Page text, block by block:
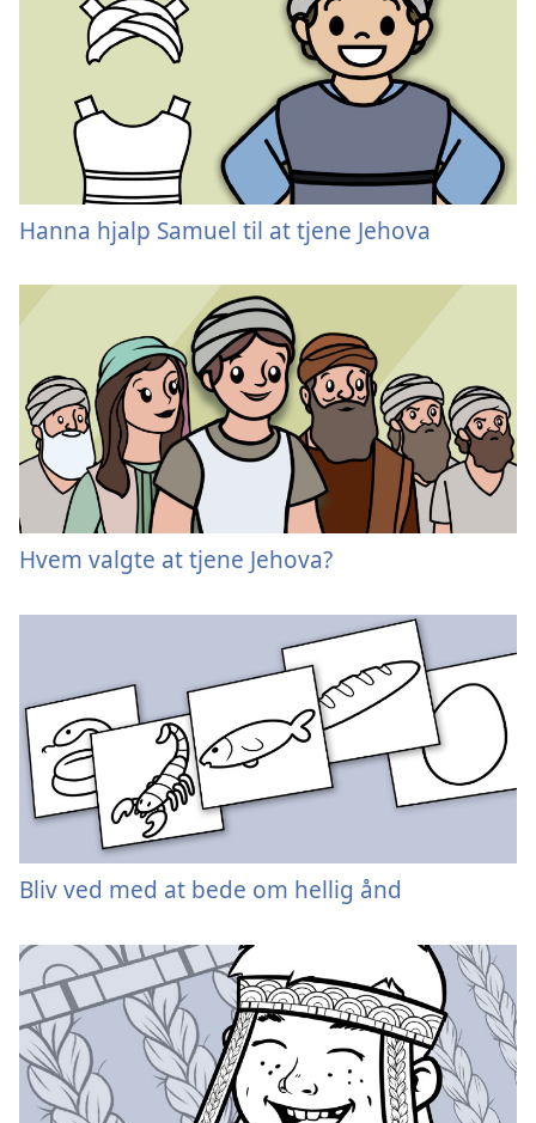
Hanna hjalp Samuel til at tjene Jehova
Hvem valgte at tjene Jehova?
Bliv ved med at bede om hellig ånd